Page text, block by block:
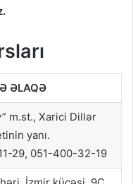
ƏLAQƏ
m.st., Xarici Dillər
yanı.
29, 051-400-32-19